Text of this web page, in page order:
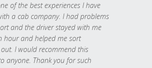
of the best experiences I have
a cab company. I had problems
and the driver stayed with me
hour and helped me sort
I would recommend this
anyone. Thank you for such